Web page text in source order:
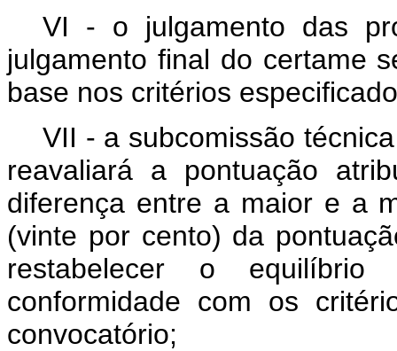
VI - o julgamento das
julgamento final do certame
base nos critérios
VII - a subcomissão
reavaliará a pontuação
diferença entre a maior e a
(vinte por cento) da
restabelecer o
conformidade com os
convocatório;